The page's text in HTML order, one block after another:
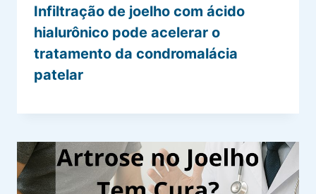
Infiltração de joelho com ácido
hialurônico pode acelerar o
tratamento da condromalácia
patelar